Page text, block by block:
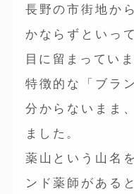
長野の市街地か
かならずといっ
目に留まっていま
特徴的な「ブラ
分からないまま
ました。
薬山という山名
ンド薬師がある